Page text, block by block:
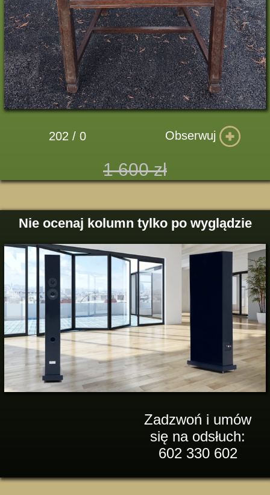
202 / 0 Obserwuj
1 600 zł
Nie ocenaj kolumn tylko po wyglądzie
Zadzwoń i umów
się na odsłuch:
602 330 602